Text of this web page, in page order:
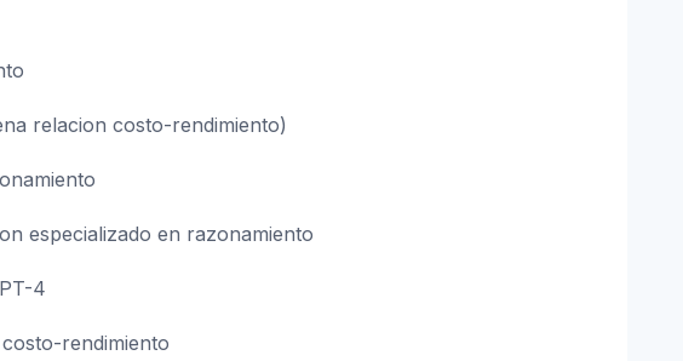
relacion costo-rendimiento)
especializado en razonamiento
4
rendimiento